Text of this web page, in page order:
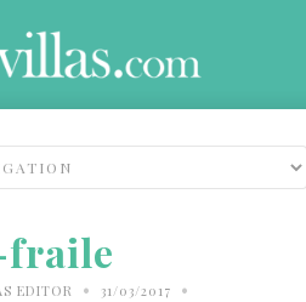
EDITOR • 31/03/2017 •